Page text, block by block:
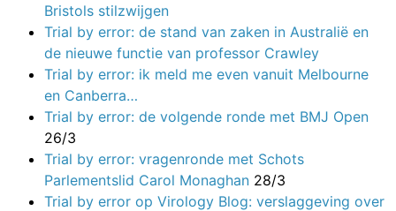
Bristols stilzwijgen
Trial by error: de stand van zaken in Australië en
de nieuwe functie van professor Crawley
Trial by error: ik meld me even vanuit Melbourne
en Canberra…
Trial by error: de volgende ronde met BMJ Open
26/3
Trial by error: vragenronde met Schots
Parlementslid Carol Monaghan 28/3
Trial by error op Virology Blog: verslaggeving over